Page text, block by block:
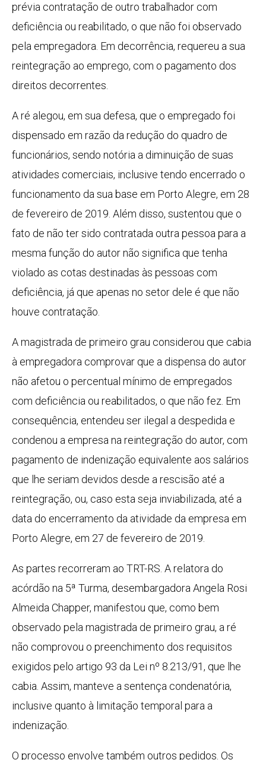
prévia contratação de outro trabalhador com
deficiência ou reabilitado, o que não foi observado
pela empregadora. Em decorrência, requereu a sua
reintegração ao emprego, com o pagamento dos
direitos decorrentes.
A ré alegou, em sua defesa, que o empregado foi
dispensado em razão da redução do quadro de
funcionários, sendo notória a diminuição de suas
atividades comerciais, inclusive tendo encerrado o
funcionamento da sua base em Porto Alegre, em 28
de fevereiro de 2019. Além disso, sustentou que o
fato de não ter sido contratada outra pessoa para a
mesma função do autor não significa que tenha
violado as cotas destinadas às pessoas com
deficiência, já que apenas no setor dele é que não
houve contratação.
A magistrada de primeiro grau considerou que cabia
à empregadora comprovar que a dispensa do autor
não afetou o percentual mínimo de empregados
com deficiência ou reabilitados, o que não fez. Em
consequência, entendeu ser ilegal a despedida e
condenou a empresa na reintegração do autor, com
pagamento de indenização equivalente aos salários
que lhe seriam devidos desde a rescisão até a
reintegração, ou, caso esta seja inviabilizada, até a
data do encerramento da atividade da empresa em
Porto Alegre, em 27 de fevereiro de 2019.
As partes recorreram ao TRT-RS. A relatora do
acórdão na 5ª Turma, desembargadora Angela Rosi
Almeida Chapper, manifestou que, como bem
observado pela magistrada de primeiro grau, a ré
não comprovou o preenchimento dos requisitos
exigidos pelo artigo 93 da Lei nº 8.213/91, que lhe
cabia. Assim, manteve a sentença condenatória,
inclusive quanto à limitação temporal para a
indenização.
O processo envolve também outros pedidos. Os